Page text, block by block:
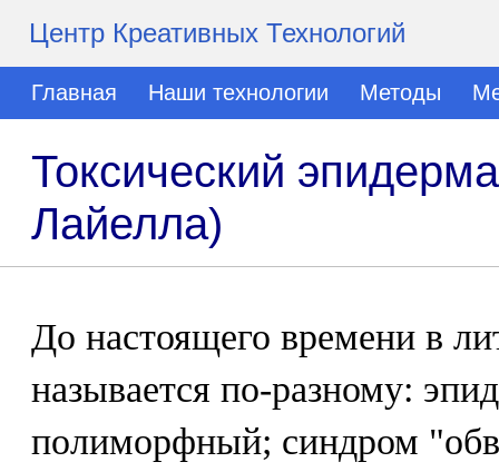
Центр Креативных Технологий
Главная Наши технологии Методы
Токсический
Лайелла)
До настоящего времени в
называется по-разному:
полиморфный; синдром